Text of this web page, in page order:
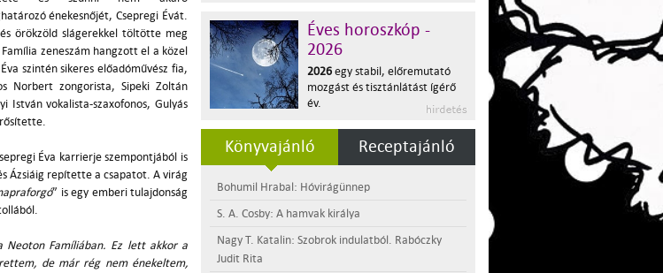
énekesnőjét, Csepregi Évát.
örökzöld slágerekkel töltötte meg
zeneszám hangzott el a közel
szintén sikeres előadóművész fia,
Norbert zongorista, Sipeki Zoltán
István vokalista-szaxofonos, Gulyás
Éva karrierje szempontjából is
Ázsiáig repítette a csapatot. A virág
” is egy emberi tulajdonság
Neoton Famíliában. Ez lett akkor a
de már rég nem énekeltem,
Éves horoszkóp -
2026
2026 egy stabil, előremutató
mozgást és tisztánlátást ígérő
év.
Könyvajánló Receptajánló
Bohumil Hrabal: Hóvirágünnep
S. A. Cosby: A hamvak királya
Nagy T. Katalin: Szobrok indulatból. Rabóczky
Judit Rita